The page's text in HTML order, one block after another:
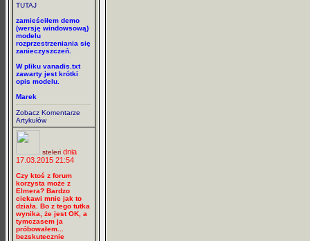
TUTAJ
zamieściłem demo
(wersję windowsową)
modelu
rozprzestrzeniania się
zanieczyszczeń.
W pliku vanadis.txt
zawarty jest krótki
opis modelu.
Marek
Zobacz Komentarze
Artykułów
steleri dnia
17.03.2015 21:54
Czy ktoś z forum
korzysta może z
Elmera? Bardzo
ciekawi mnie jak to
działa. Bo z tego tutka
wynika, że jest OK, a
tymczasem ja
próbowałem...
bezskutecznie